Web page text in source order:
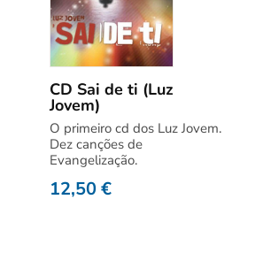
CD Sai de ti (Luz
Jovem)
O primeiro cd dos Luz Jovem.
Dez canções de
Evangelização.
12,50€